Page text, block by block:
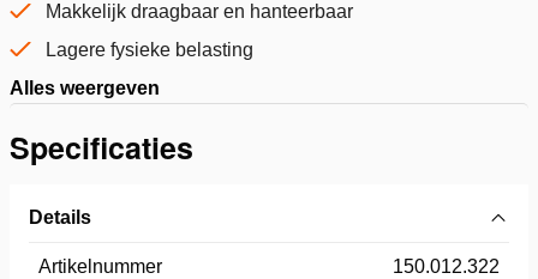
Makkelijk draagbaar en hanteerbaar
Lagere fysieke belasting
Alles weergeven
Specificaties
Details
Artikelnummer 150.012.322